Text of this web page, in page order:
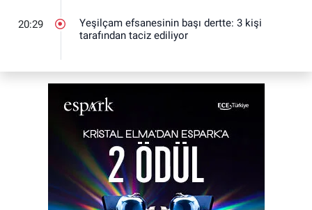
20:29
Yeşilçam efsanesinin başı dertte: 3 kişi
tarafından taciz ediliyor